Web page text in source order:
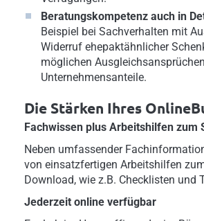
Beratungskompetenz auch in
Beispiel bei Sachverhalten mit
Widerruf ehepaktähnlicher
möglichen
Unternehmensanteile.
Die Stärken Ihres
Fachwissen plus Arbeitshilfen zum
Neben umfassender
von einsatzfertigen Arbeitshilfen
Download, wie z.B. Checklisten und
Jederzeit online verfügbar